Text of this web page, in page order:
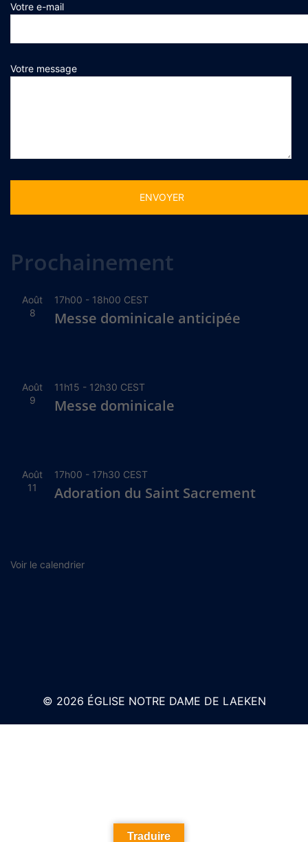
Votre e-mail
Votre message
Prochainement
Août
8
17h00 - 18h00 CEST
Messe dominicale anticipée
Août
9
11h15 - 12h30 CEST
Messe dominicale
Août
11
17h00 - 17h30 CEST
Adoration du Saint Sacrement
Voir le calendrier
© 2026 ÉGLISE NOTRE DAME DE LAEKEN
Traduire